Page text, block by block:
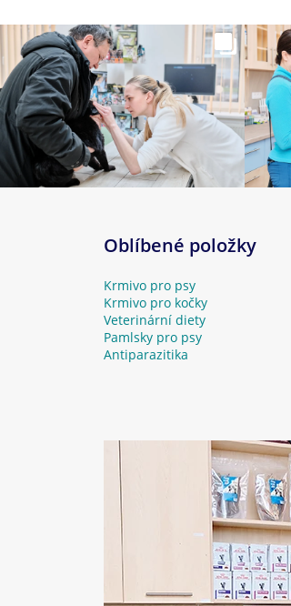
Oblíbené položky
Krmivo pro psy
Krmivo pro kočky
Veterinární diety
Pamlsky pro psy
Antiparazitika